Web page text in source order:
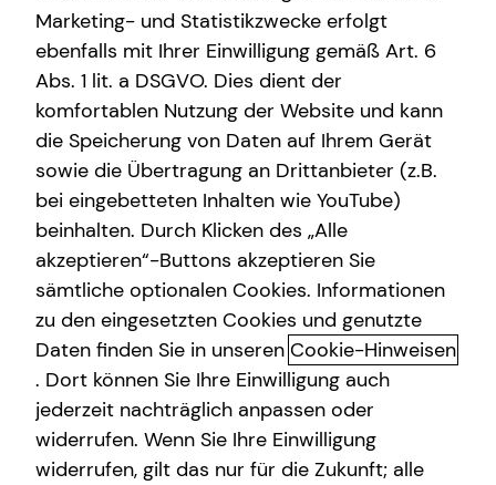
Über tecis
Wann ist die Investition in eine
Immobilie sinnvoll?
Die Investition in eine Immobilie kann aus verschiedenen
Gründen sinnvoll sein. Wir finden gemeinsam heraus, ob
diese Anlageform für dich infrage kommt. Bevor du in eine
Immobilie investierst, ist es wichtig, dass du über ein
stabiles Einkommen, ausreichende Rücklagen und die
Marketing- und Statistikzwecke erfolgt
ebenfalls mit Ihrer Einwilligung gemäß Art. 6
Abs. 1 lit. a DSGVO. Dies dient der
komfortablen Nutzung der Website und kann
die Speicherung von Daten auf Ihrem Gerät
sowie die Übertragung an Drittanbieter (z.B.
bei eingebetteten Inhalten wie YouTube)
beinhalten. Durch Klicken des „Alle
akzeptieren“-Buttons akzeptieren Sie
sämtliche optionalen Cookies. Informationen
zu den eingesetzten Cookies und genutzte
Daten finden Sie in unseren Cookie-Hinweisen
. Dort können Sie Ihre Einwilligung auch
jederzeit nachträglich anpassen oder
widerrufen. Wenn Sie Ihre Einwilligung
widerrufen, gilt das nur für die Zukunft; alle